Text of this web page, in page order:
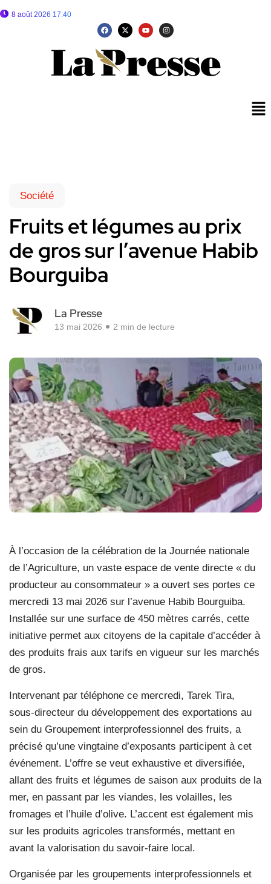
8 août 2026 17:40
Société
Fruits et légumes au prix
de gros sur l’avenue Habib
Bourguiba
La Presse
13 mai 2026 2 min de lecture
À l’occasion de la célébration de la Journée nationale
de l’Agriculture, un vaste espace de vente directe « du
producteur au consommateur » a ouvert ses portes ce
mercredi 13 mai 2026 sur l’avenue Habib Bourguiba.
Installée sur une surface de 450 mètres carrés, cette
initiative permet aux citoyens de la capitale d’accéder à
des produits frais aux tarifs en vigueur sur les marchés
de gros.
Intervenant par téléphone ce mercredi, Tarek Tira,
sous-directeur du développement des exportations au
sein du Groupement interprofessionnel des fruits, a
précisé qu’une vingtaine d’exposants participent à cet
événement. L’offre se veut exhaustive et diversifiée,
allant des fruits et légumes de saison aux produits de la
mer, en passant par les viandes, les volailles, les
fromages et l’huile d’olive. L’accent est également mis
sur les produits agricoles transformés, mettant en
avant la valorisation du savoir-faire local.
Organisée par les groupements interprofessionnels et